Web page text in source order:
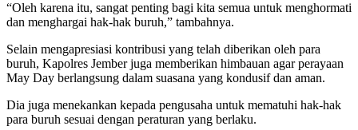
“Oleh karena itu, sangat penting bagi kita semua untuk menghormati
dan menghargai hak-hak buruh,” tambahnya.
Selain mengapresiasi kontribusi yang telah diberikan oleh para
buruh, Kapolres Jember juga memberikan himbauan agar perayaan
May Day berlangsung dalam suasana yang kondusif dan aman.
Dia juga menekankan kepada pengusaha untuk mematuhi hak-hak
para buruh sesuai dengan peraturan yang berlaku.